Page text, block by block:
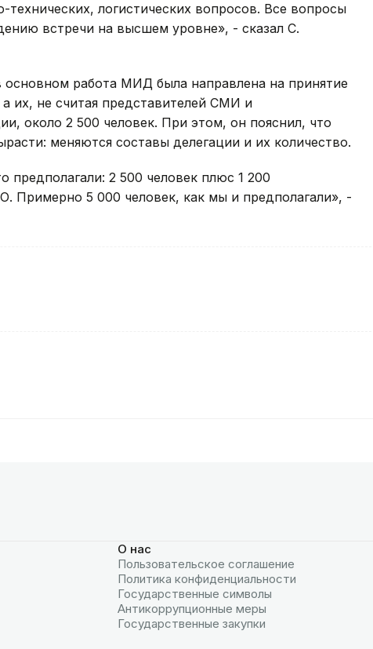
технических, логистических вопросов. Все вопросы
встречи на высшем уровне», - сказал С.
работа МИД была направлена на принятие
их, не считая представителей СМИ и
около 2 500 человек. При этом, он пояснил, что
меняются составы делегации и их количество.
предполагали: 2 500 человек плюс 1 200
Примерно 5 000 человек, как мы и предполагали», -
О нас
Пользовательское соглашение
Политика конфиденциальности
Государственные символы
Антикоррупционные меры
Государственные закупки